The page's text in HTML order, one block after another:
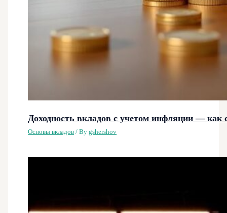
Доходность вкладов с учетом инфляции — как
Основы вкладов / Bygshershov